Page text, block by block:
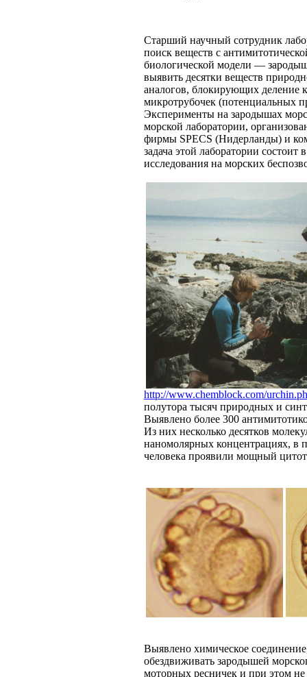
Старший научный сотрудник
поиск веществ с
биологической модели —
выявить десятки веществ
аналогов, блокирующих деление
микротрубочек (потенциальных
Эксперименты на зародышах
морской лаборатории,
фирмы SPECS (Нидерланды) и
задача этой лаборатории
исследования на морских
http://www.chemblock.com/
полутора тысяч природных и
Выявлено более 300
Из них несколько десятков
наномолярных концентрациях, в
человека проявили мощный
Выявлено химическое
обездвиживать зародышей
моторных ресничек и при этом